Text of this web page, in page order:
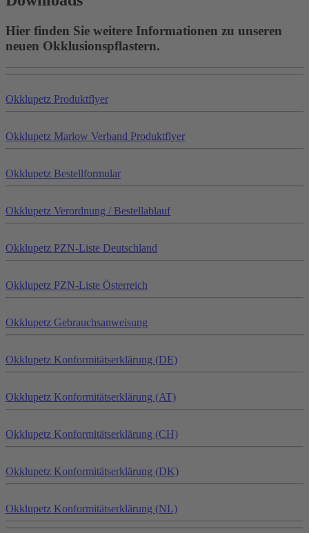
Hier finden Sie weitere Informationen zu unseren
neuen Okklusionspflastern.
Okklupetz Produktflyer
Okklupetz Marlow Verband Produktflyer
Okklupetz Bestellformular
Okklupetz Verordnung / Bestellablauf
Okklupetz PZN-Liste Deutschland
Okklupetz PZN-Liste Österreich
Okklupetz Gebrauchsanweisung
Okklupetz Konformitätserklärung (DE)
Okklupetz Konformitätserklärung (AT)
Okklupetz Konformitätserklärung (CH)
Okklupetz Konformitätserklärung (DK)
Okklupetz Konformitätserklärung (NL)